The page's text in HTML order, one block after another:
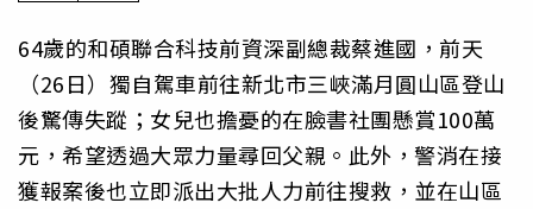
64歲的和碩聯合科技前資深副總裁蔡進國，前天
（26日）獨自駕車前往新北市三峽滿月圓山區登山
後驚傳失蹤；女兒也擔憂的在臉書社團懸賞100萬
元，希望透過大眾力量尋回父親。此外，警消在接
獲報案後也立即派出大批人力前往搜救，並在山區